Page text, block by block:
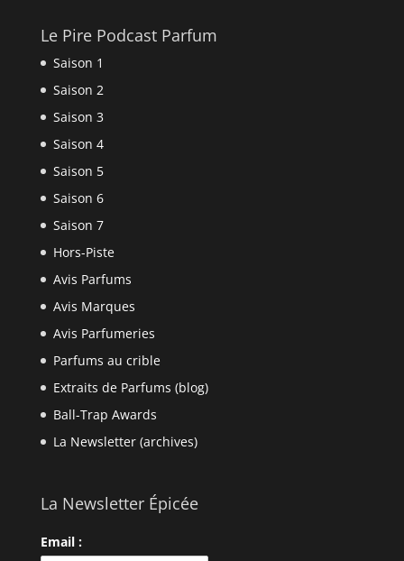
Le Pire Podcast Parfum
Saison 1
Saison 2
Saison 3
Saison 4
Saison 5
Saison 6
Saison 7
Hors-Piste
Avis Parfums
Avis Marques
Avis Parfumeries
Parfums au crible
Extraits de Parfums (blog)
Ball-Trap Awards
La Newsletter (archives)
La Newsletter Épicée
Email :